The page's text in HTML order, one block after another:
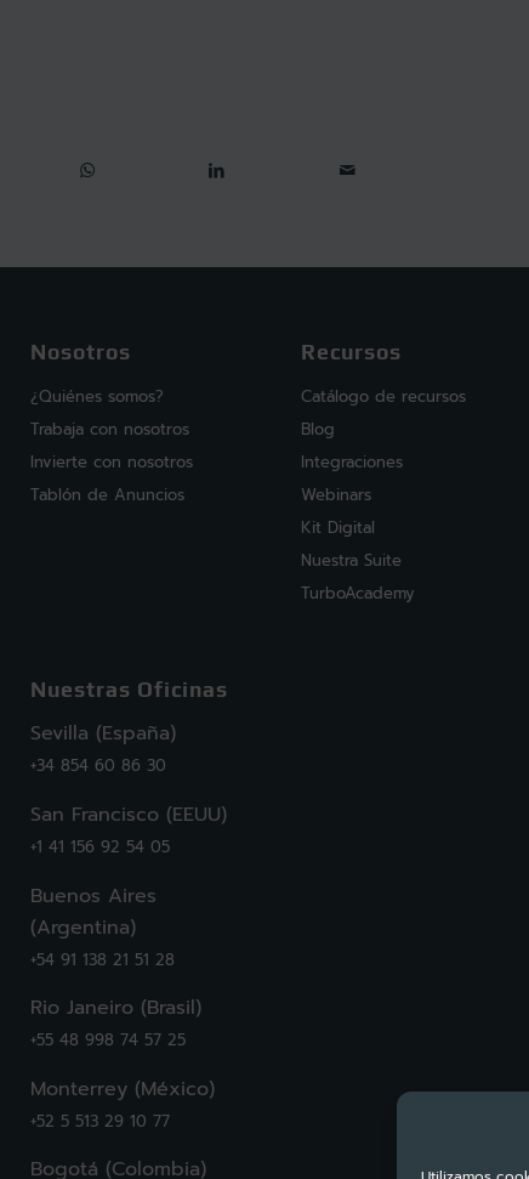
Nosotros
¿Quiénes somos?
Trabaja con nosotros
Invierte con nosotros
Tablón de Anuncios
Nuestras Oficinas
Sevilla (España)
+34 854 60 86 30
San Francisco (EEUU)
+1 41 156 92 54 05
Buenos Aires
(Argentina)
+54 91 138 21 51 28
Rio Janeiro (Brasil)
+55 48 998 74 57 25
Monterrey (México)
+52 5 513 29 10 77
Bogotá (Colombia)
Recursos
Catálogo de recursos
Blog
Integraciones
Webinars
Kit Digital
Nuestra Suite
TurboAcademy